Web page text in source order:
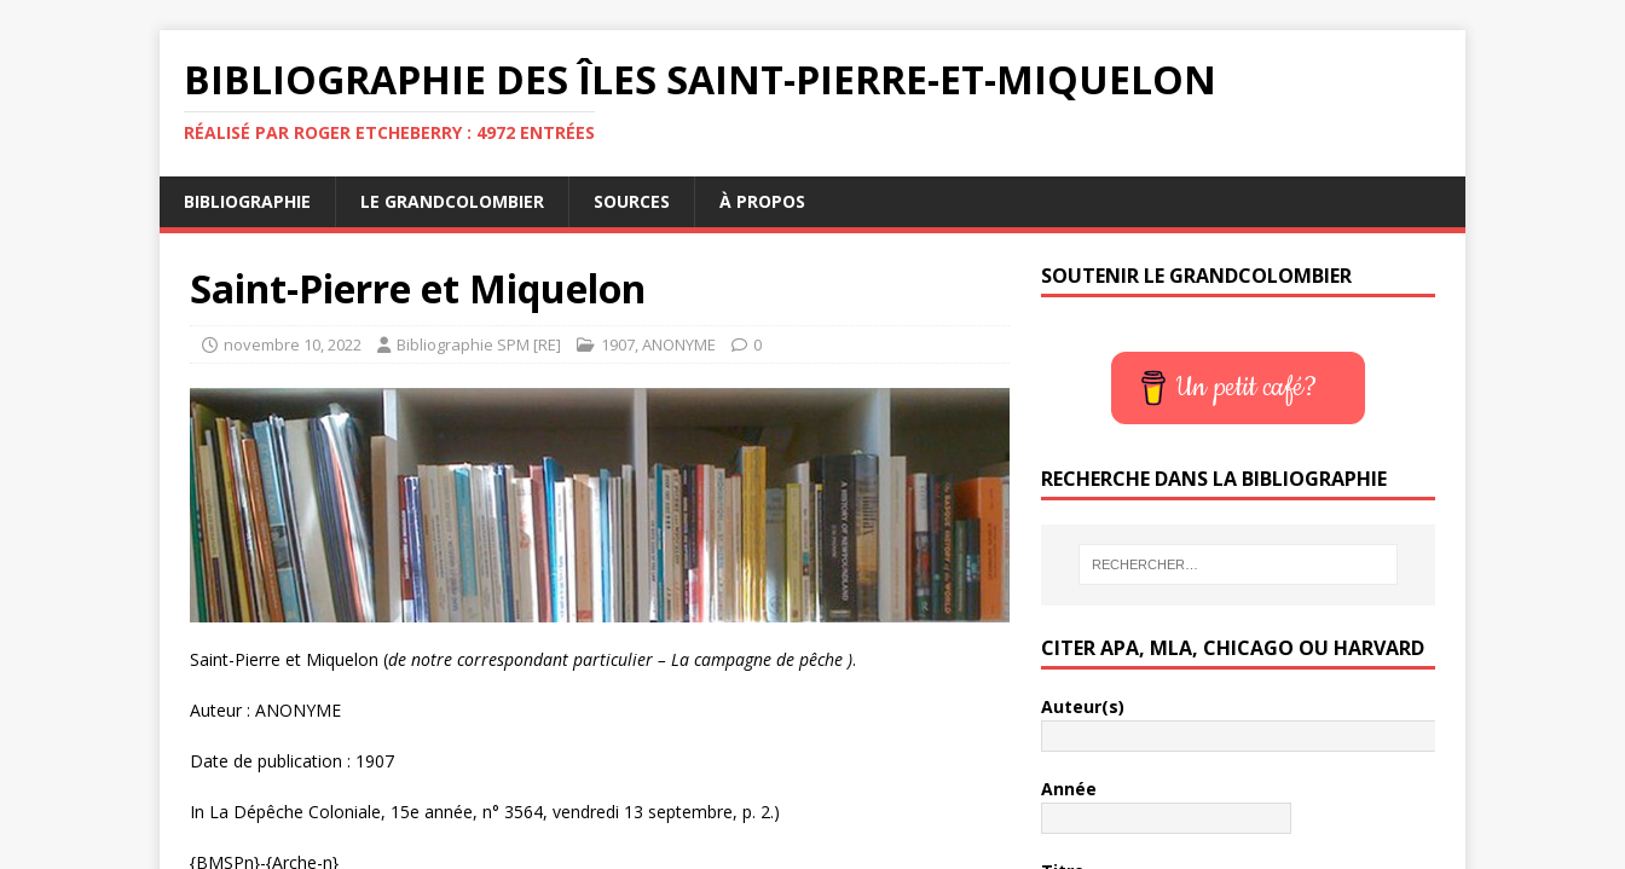
BIBLIOGRAPHIE DES ÎLES SAINT-PIERRE-ET-MIQUELON
RÉALISÉ PAR ROGER ETCHEBERRY : 4972 ENTRÉES
BIBLIOGRAPHIE LE GRANDCOLOMBIER SOURCES À PROPOS
Saint-Pierre et Miquelon
novembre 10, 2022 Bibliographie SPM [RE] 1907,ANONYME 0
Saint-Pierre et Miquelon (de notre correspondant particulier – La campagne de pêche ).
Auteur : ANONYME
Date de publication : 1907
In La Dépêche Coloniale, 15e année, n° 3564, vendredi 13 septembre, p. 2.)
{BMSPn}-{Arche-n}
SOUTENIR LE GRANDCOLOMBIER
Un petit café?
RECHERCHE DANS LA BIBLIOGRAPHIE
CITER APA, MLA, CHICAGO OU HARVARD
Auteur(s)
Année